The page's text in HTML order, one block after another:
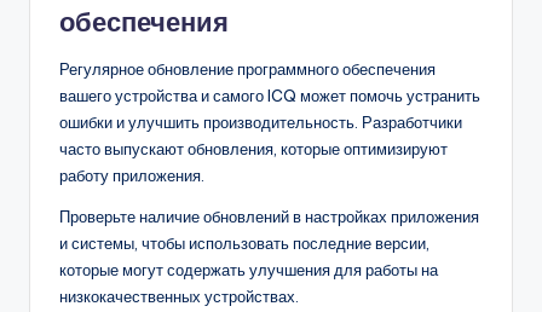
обеспечения
Регулярное обновление программного обеспечения
вашего устройства и самого ICQ может помочь устранить
ошибки и улучшить производительность. Разработчики
часто выпускают обновления, которые оптимизируют
работу приложения.
Проверьте наличие обновлений в настройках приложения
и системы, чтобы использовать последние версии,
которые могут содержать улучшения для работы на
низкокачественных устройствах.